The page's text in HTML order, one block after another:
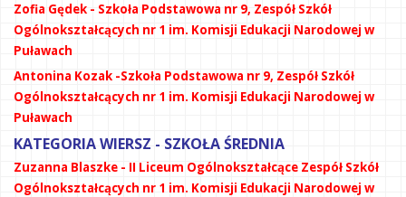
Zofia Gędek - Szkoła Podstawowa nr 9, Zespół Szkół
Ogólnokształcących nr 1 im. Komisji Edukacji Narodowej w
Puławach
Antonina Kozak -Szkoła Podstawowa nr 9, Zespół Szkół
Ogólnokształcących nr 1 im. Komisji Edukacji Narodowej w
Puławach
KATEGORIA WIERSZ - SZKOŁA ŚREDNIA
Zuzanna Blaszke - II Liceum Ogólnokształcące Zespół Szkół
Ogólnokształcących nr 1 im. Komisji Edukacji Narodowej w